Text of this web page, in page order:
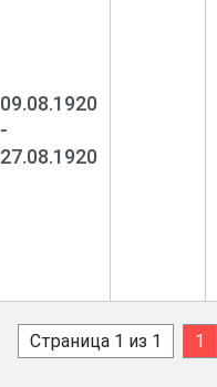
09.08.1920
-
27.08.1920
Страница 1 из 1 1